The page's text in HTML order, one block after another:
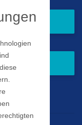
uns an